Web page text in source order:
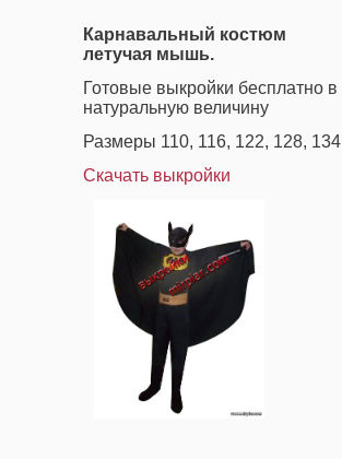
Карнавальный костюм
летучая мышь.
Готовые выкройки бесплатно в
натуральную величину
Размеры 110, 116, 122, 128, 134
Скачать выкройки